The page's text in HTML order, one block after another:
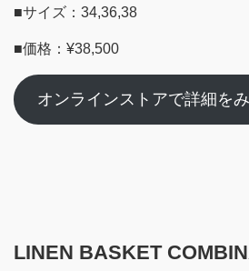
■サイズ：34,36,38
■価格：¥38,500
オンラインストアで詳細を
LINEN BASKET